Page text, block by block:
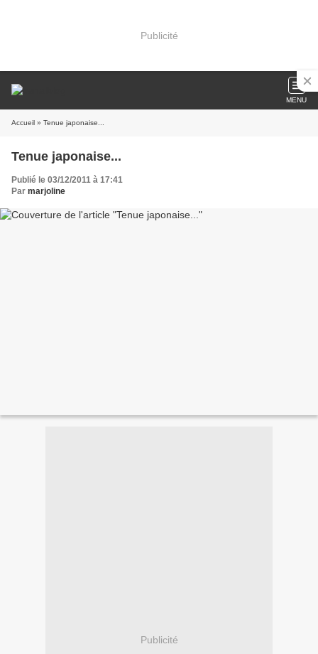
Publicité
MENU
Accueil » Tenue japonaise...
Tenue japonaise...
Publié le 03/12/2011 à 17:41
Par marjoline
Publicité